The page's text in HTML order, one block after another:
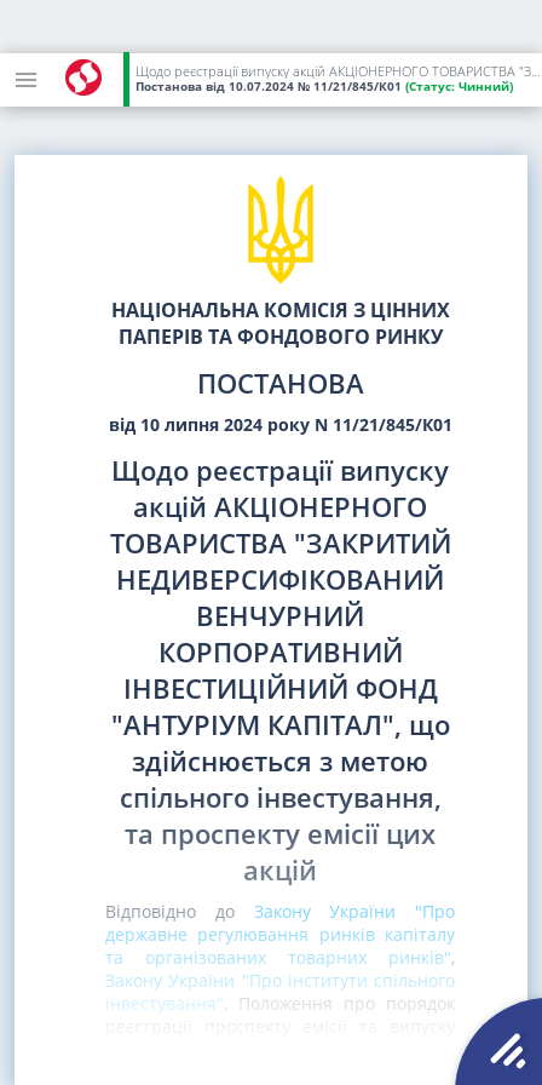
Щодо реєстрації випуску акцій АКЦІОНЕРНОГО ТОВАРИСТВА "ЗАКРИТИЙ НЕДИВЕРСИФІКОВАНИЙ ВЕНЧУРНИЙ КОРПОРАТИВНИЙ ІНВЕСТИЦІЙНИЙ ФОНД "АНТУРІУМ КАПІТАЛ", що здійснюється з метою спільного інвестування, та проспекту емісії цих акцій
Постанова від 10.07.2024 № 11/21/845/К01 (Статус: Чинний)
НАЦІОНАЛЬНА КОМІСІЯ З ЦІННИХ
ПАПЕРІВ ТА ФОНДОВОГО РИНКУ
ПОСТАНОВА
від 10 липня 2024 року N 11/21/845/К01
Щодо реєстрації випуску
акцій АКЦІОНЕРНОГО
ТОВАРИСТВА "ЗАКРИТИЙ
НЕДИВЕРСИФІКОВАНИЙ
ВЕНЧУРНИЙ
КОРПОРАТИВНИЙ
ІНВЕСТИЦІЙНИЙ ФОНД
"АНТУРІУМ КАПІТАЛ", що
здійснюється з метою
спільного інвестування,
та проспекту емісії цих
акцій
Відповідно до Закону України "Про
державне регулювання ринків капіталу
та організованих товарних ринків",
Закону України "Про інститути спільного
інвестування", Положення про порядок